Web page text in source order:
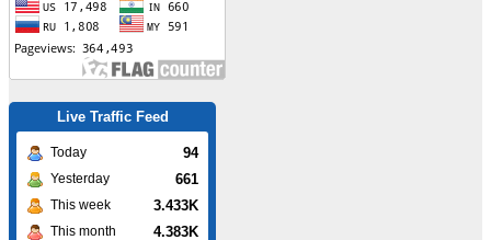
Live Traffic Feed
Today 94
Yesterday 661
This week 3.433K
This month 4.383K